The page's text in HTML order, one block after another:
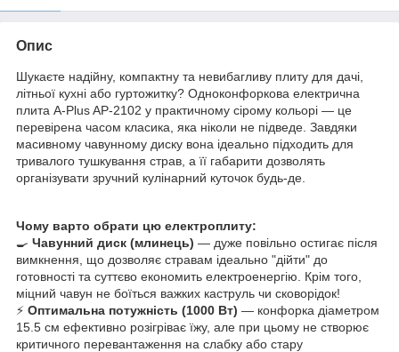
Опис
Шукаєте надійну, компактну та невибагливу плиту для дачі,
літньої кухні або гуртожитку? Одноконфоркова електрична
плита A-Plus AP-2102 у практичному сірому кольорі — це
перевірена часом класика, яка ніколи не підведе. Завдяки
масивному чавунному диску вона ідеально підходить для
тривалого тушкування страв, а її габарити дозволять
організувати зручний кулінарний куточок будь-де.
Чому варто обрати цю електроплиту:
🍳 Чавунний диск (млинець) — дуже повільно остигає після
вимкнення, що дозволяє стравам ідеально "дійти" до
готовності та суттєво економить електроенергію. Крім того,
міцний чавун не боїться важких каструль чи сковорідок!
⚡ Оптимальна потужність (1000 Вт) — конфорка діаметром
15.5 см ефективно розігріває їжу, але при цьому не створює
критичного перевантаження на слабку або стару